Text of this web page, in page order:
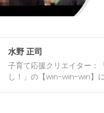
水野 正司
子育て応援クリエイター：
し！」の【win-win-win】